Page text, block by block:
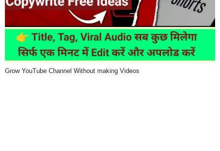
Grow YouTube Channel Without making Videos